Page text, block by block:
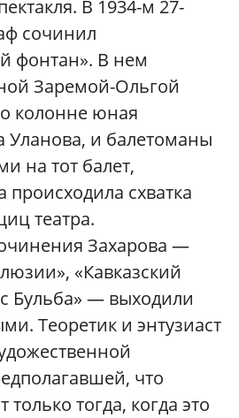
В 1934-м 27-
сочинил
фонтан». В нем
Заремой-Ольгой
колонне юная
и балетоманы
на тот балет,
происходила схватка
театра.
Захарова —
«Кавказский
Бульба» — выходили
Теоретик и энтузиаст
что
только тогда, когда это